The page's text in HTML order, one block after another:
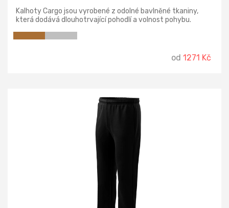
Kalhoty Cargo jsou vyrobené z odolné bavlněné tkaniny,
která dodává dlouhotrvající pohodlí a volnost pohybu.
od 1271 Kč